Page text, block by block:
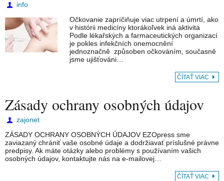
info
Očkovanie zapríčiňuje viac utrpení a úmrtí, ako
v histórii medicíny ktorákoľvek iná aktivita
Podle lékařských a farmaceutických organizací
je pokles infekčních onemocnění
jednoznačně způsoben očkováním, současně
jsme ujišťováni…
ČÍTAŤ VIAC
Zásady ochrany osobných údajov
zajonet
ZÁSADY OCHRANY OSOBNÝCH ÚDAJOV EZOpress sme
zaviazaný chrániť vaše osobné údaje a dodržiavať príslušné právne
predpisy. Ak máte otázky alebo problémy s používaním vašich
osobných údajov, kontaktujte nás na e-mailovej…
ČÍTAŤ VIAC